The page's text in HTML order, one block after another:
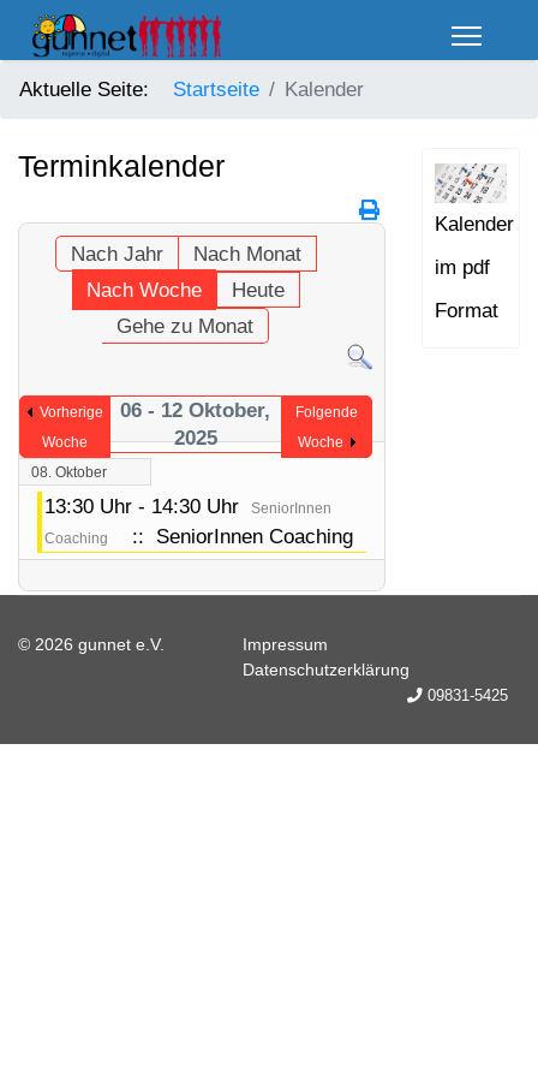
Aktuelle Seite: Startseite Kalender
Terminkalender
Nach Jahr
Nach Monat
Nach Woche
Heute
Gehe zu Monat
Vorherige
Woche
06 - 12 Oktober,
2025
Folgende
Woche
08. Oktober
13:30 Uhr - 14:30 Uhr
SeniorInnen
Coaching
:: SeniorInnen Coaching
Kalender
im pdf
Format
© 2026 gunnet e.V.
Impressum
Datenschutzerklärung
09831-5425